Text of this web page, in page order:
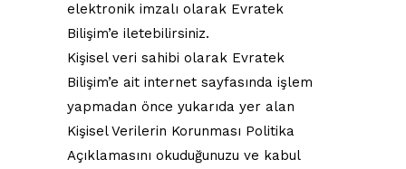
elektronik imzalı olarak Evratek
Bilişim’e iletebilirsiniz.
Kişisel veri sahibi olarak Evratek
Bilişim’e ait internet sayfasında işlem
yapmadan önce yukarıda yer alan
Kişisel Verilerin Korunması Politika
Açıklamasını okuduğunuzu ve kabul